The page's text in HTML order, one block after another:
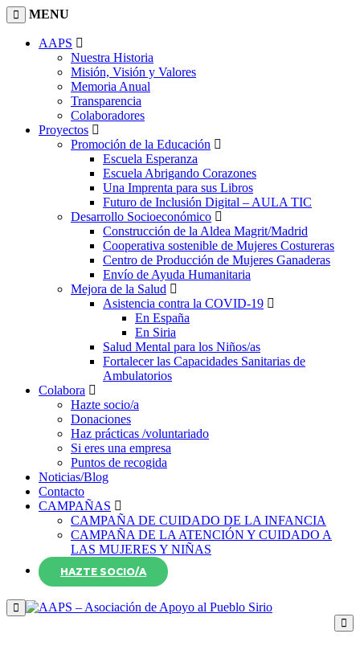
MENU
AAPS
Nuestra Historia
Misión, Visión y Valores
Memoria Anual
Transparencia
Colaboradores
Proyectos
Promoción de la Educación
Escuela Esperanza
Escuela Abrigando Corazones
Una Imprenta para sus Libros
Futuro de Inclusión Digital – AULA TIC
Desarrollo Socioeconómico
Construcción de la Aldea Magrit/Madrid
Cooperativa sostenible de Mujeres Costureras
Centro de Producción de Mujeres Ganaderas
Envío de Ayuda Humanitaria
Mejora de la Salud
Asistencia contra la COVID-19
En España
En Siria
Salud Mental para los Niños/as
Fortalecer las Capacidades Sanitarias de
Ambulatorios
Colabora
Hazte socio/a
Donaciones
Haz prácticas /voluntariado
Si eres una empresa
Puntos de recogida
Noticias/Blog
Contacto
CAMPAÑAS
CAMPAÑA DE CUIDADO DE LA INFANCIA
CAMPAÑA DE LA ATENCIÓN Y CUIDADO A
LAS MUJERES Y NIÑAS
HAZTE SOCIO/A